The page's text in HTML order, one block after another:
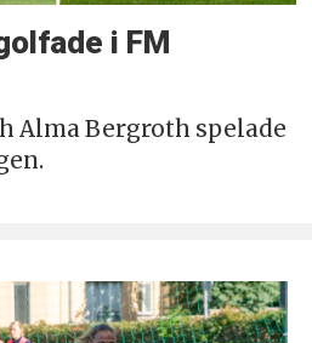
i FM
Alma Bergroth spelade